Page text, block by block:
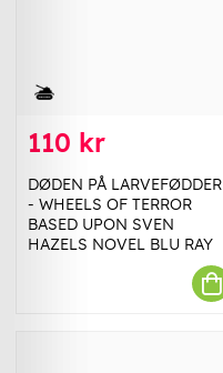
110 kr
DØDEN PÅ LARVEFØDDER
- WHEELS OF TERROR
BASED UPON SVEN
HAZELS NOVEL BLU RAY